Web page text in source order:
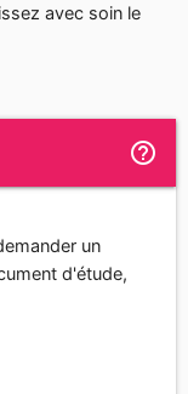
avec soin le
help_outline
un
d'étude,